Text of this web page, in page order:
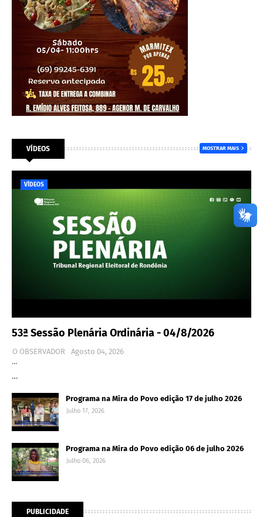
VÍDEOS MOSTRAR MAIS
VÍDEOS
53ª Sessão Plenária Ordinária - 04/8/2026
O OBSERVADOR
Agosto 04, 2026
…
…
Programa na Mira do Povo edição 17 de julho 2026
Julho 17, 2026
Programa na Mira do Povo edição 06 de julho 2026
Julho 06, 2026
PUBLICIDADE